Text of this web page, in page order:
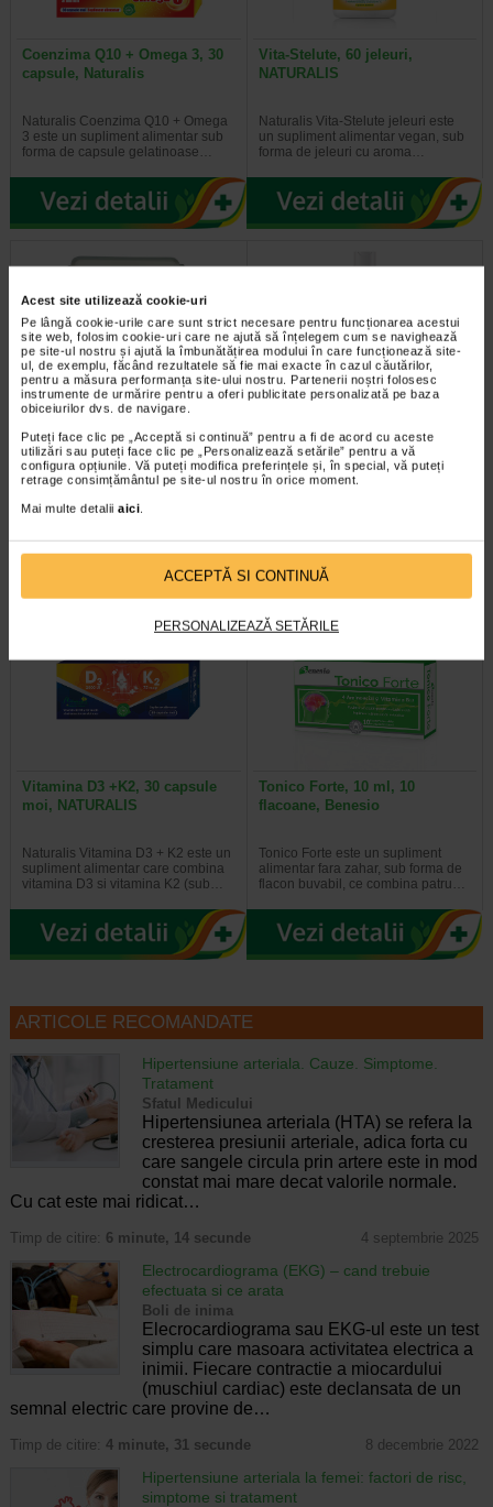
Acest site utilizează cookie-uri
Pe lângă cookie-urile care sunt strict necesare pentru funcționarea acestui
site web, folosim cookie-uri care ne ajută să înțelegem cum se navighează
pe site-ul nostru și ajută la îmbunătățirea modului în care funcționează site-
ul, de exemplu, făcând rezultatele să fie mai exacte în cazul căutărilor,
pentru a măsura performanța site-ului nostru. Partenerii noștri folosesc
instrumente de urmărire pentru a oferi publicitate personalizată pe baza
obiceiurilor dvs. de navigare.
Puteți face clic pe „Acceptă si continuă” pentru a fi de acord cu aceste
utilizări sau puteți face clic pe „Personalizează setările” pentru a vă
configura opțiunile. Vă puteți modifica preferințele și, în special, vă puteți
retrage consimțământul pe site-ul nostru în orice moment.
Mai multe detalii aici.
ACCEPTĂ SI CONTINUĂ
PERSONALIZEAZĂ SETĂRILE
Coenzima Q10 + Omega 3, 30
capsule, Naturalis
Naturalis Coenzima Q10 + Omega
3 este un supliment alimentar sub
forma de capsule gelatinoase…
Vita-Stelute, 60 jeleuri,
NATURALIS
Naturalis Vita-Stelute jeleuri este
un supliment alimentar vegan, sub
forma de jeleuri cu aroma…
Tensiometru automat pentru
incheietura DB-23
Tensiometrul automat pentru
incheietura mainii este un aparat
de dimensiuni mici, compact si…
volum, 200 ml, BIOCLIN
Bioclin Bio-Volume - sampon
Vitamina D3 +K2, 30 capsule
moi, NATURALIS
Naturalis Vitamina D3 + K2 este un
supliment alimentar care combina
vitamina D3 si vitamina K2 (sub…
Tonico Forte, 10 ml, 10
flacoane, Benesio
Tonico Forte este un supliment
alimentar fara zahar, sub forma de
flacon buvabil, ce combina patru…
ARTICOLE RECOMANDATE
Hipertensiune arteriala. Cauze. Simptome.
Tratament
Sfatul Medicului
Hipertensiunea arteriala (HTA) se refera la
cresterea presiunii arteriale, adica forta cu
care sangele circula prin artere este in mod
constat mai mare decat valorile normale.
Cu cat este mai ridicat…
Timp de citire: 6 minute, 14 secunde 4 septembrie 2025
Electrocardiograma (EKG) – cand trebuie
efectuata si ce arata
Boli de inima
Elecrocardiograma sau EKG-ul este un test
simplu care masoara activitatea electrica a
inimii. Fiecare contractie a miocardului
(muschiul cardiac) este declansata de un
semnal electric care provine de…
Timp de citire: 4 minute, 31 secunde 8 decembrie 2022
Hipertensiune arteriala la femei: factori de risc,
simptome si tratament